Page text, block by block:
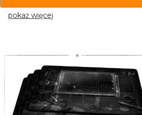
pokaż więcej